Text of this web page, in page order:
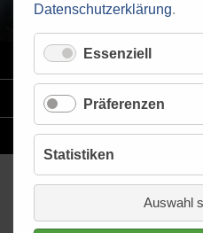
VARIO
STAHLFLEX-
Datenschutzerklärung.
Essenziell
Präferenzen
Statistiken
Auswahl